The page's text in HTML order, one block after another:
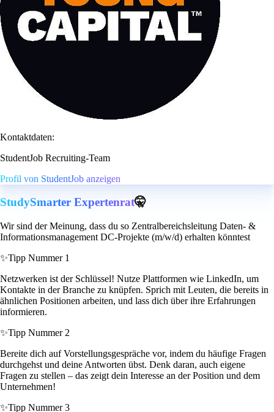
Kontaktdaten:
StudentJob Recruiting-Team
Profil von StudentJob anzeigen
StudySmarter Expertenrat🤫
Wir sind der Meinung, dass du so Zentralbereichsleitung Daten- &
Informationsmanagement DC-Projekte (m/w/d) erhalten könntest
✨Tipp Nummer 1
Netzwerken ist der Schlüssel! Nutze Plattformen wie LinkedIn, um
Kontakte in der Branche zu knüpfen. Sprich mit Leuten, die bereits in
ähnlichen Positionen arbeiten, und lass dich über ihre Erfahrungen
informieren.
✨Tipp Nummer 2
Bereite dich auf Vorstellungsgespräche vor, indem du häufige Fragen
durchgehst und deine Antworten übst. Denk daran, auch eigene
Fragen zu stellen – das zeigt dein Interesse an der Position und dem
Unternehmen!
✨Tipp Nummer 3